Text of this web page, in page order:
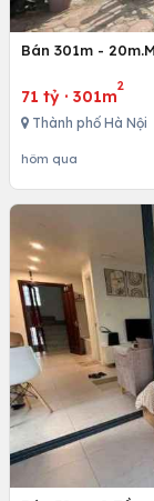
Bán 301m -
71 tỷ · 301m
2
Thành phố Hà Nội
hôm qua